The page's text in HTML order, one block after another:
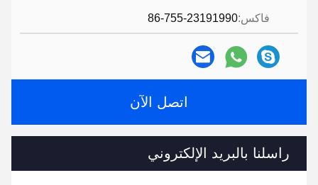
فاكس:86-755-23191990
اتصل الآن
راسلنا بالبريد الإلكتروني